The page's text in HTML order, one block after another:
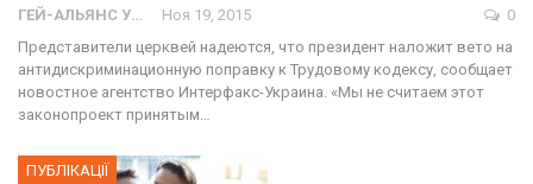
ГЕЙ-АЛЬЯНС УКРАИНА Ноя 19, 2015
0
Представители церквей надеются, что президент наложит вето на
антидискриминационную поправку к Трудовому кодексу, сообщает
новостное агентство Интерфакс-Украина. «Мы не считаем этот
законопроект принятым…
ПУБЛІКАЦІЇ